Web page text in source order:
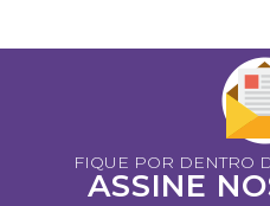
FIQUE POR DENTRO
ASSINE